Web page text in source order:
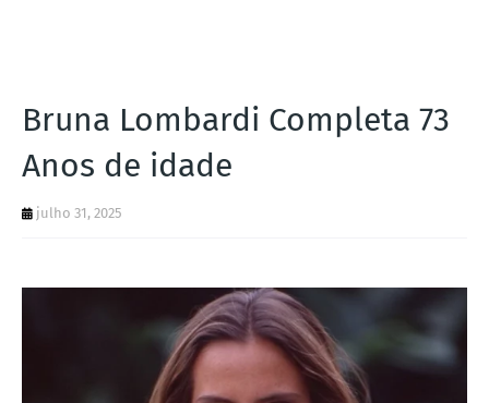
Bruna Lombardi Completa 73
Anos de idade
julho 31, 2025